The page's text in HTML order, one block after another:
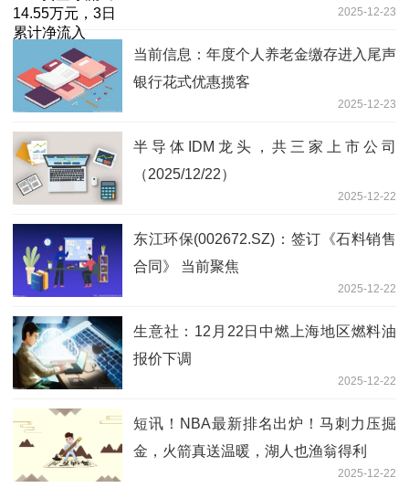
2025-12-23
当前信息：年度个人养老金缴存进入尾声
银行花式优惠揽客
2025-12-23
半导体IDM龙头，共三家上市公司
（2025/12/22）
2025-12-22
东江环保(002672.SZ)：签订《石料销售
合同》 当前聚焦
2025-12-22
生意社：12月22日中燃上海地区燃料油
报价下调
2025-12-22
短讯！NBA最新排名出炉！马刺力压掘
金，火箭真送温暖，湖人也渔翁得利
2025-12-22